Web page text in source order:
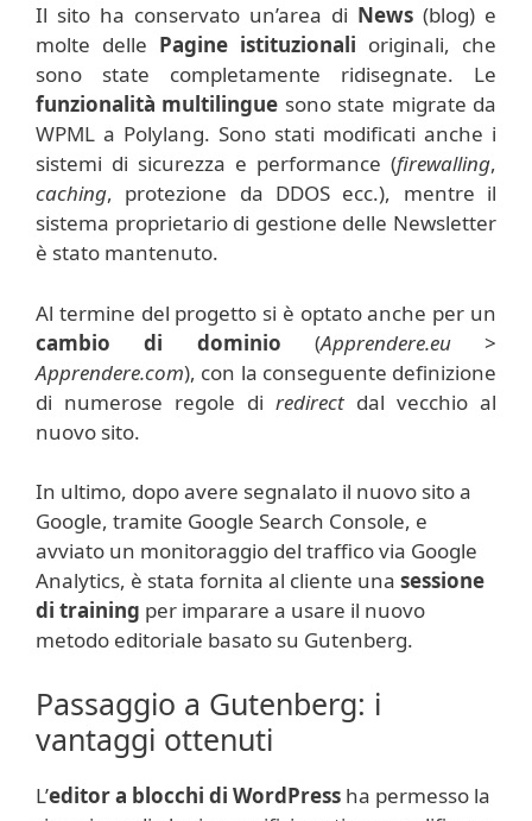
Il sito ha conservato un’area di News (blog) e
molte delle Pagine istituzionali originali, che
sono state completamente ridisegnate. Le
funzionalità multilingue sono state migrate da
WPML a Polylang. Sono stati modificati anche i
sistemi di sicurezza e performance (firewalling,
caching, protezione da DDOS ecc.), mentre il
sistema proprietario di gestione delle Newsletter
è stato mantenuto.
Al termine del progetto si è optato anche per un
cambio di dominio (Apprendere.eu>
Apprendere.com), con la conseguente definizione
di numerose regole di redirect dal vecchio al
nuovo sito.
In ultimo, dopo avere segnalato il nuovo sito a
Google, tramite Google Search Console, e
avviato un monitoraggio del traffico via Google
Analytics, è stata fornita al cliente una sessione
di training per imparare a usare il nuovo
metodo editoriale basato su Gutenberg.
Passaggio a Gutenberg: i
vantaggi ottenuti
L’editor a blocchi di WordPress ha permesso la